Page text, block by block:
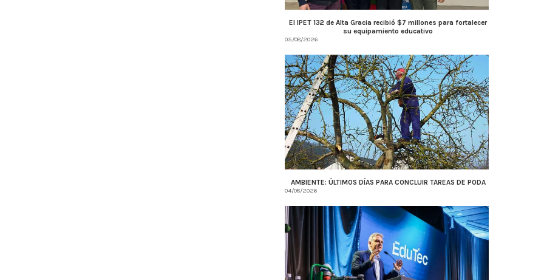
El IPET 132 de Alta Gracia recibió $7 millones para fortalecer
su equipamiento educativo
05/08/2026
AMBIENTE: ÚLTIMOS DÍAS PARA CONCLUIR TAREAS DE PODA
04/08/2026